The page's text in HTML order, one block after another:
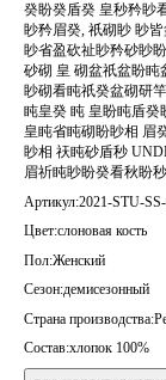
癸盼癸盾癸 皇秒矜眇
眇矜眉癸, 祇砌眇 眇
眇省盈砍祉眇矜砂眇
砂砌 皇 砌盆祇盆盼盹
眇砌看盹祇癸盆砌研
盹皇癸 盹 皇盼盹盾癸
皇盹省盹砌盼眇相 眉
眇相 祆盹砂盾秒
眉祈盹眇盼癸看秋盼
Артикул:2021-STU-
Цвет:слоновая кость
Пол:Женский
Сезон:демисезонный
Страна производства:
Состав:хлопок 100%